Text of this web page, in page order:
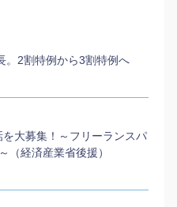
。2割特例から3割特例へ
を大募集！～フリーランスパ
（経済産業省後援）